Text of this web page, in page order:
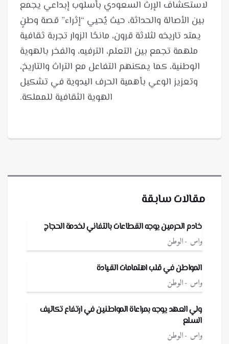
لاستكشاف الإرث السعودي بأسلوب إبداعي يجمع
بين الأصالة والحداثة، حيث يُحيي “إثراء” قصة وطنٍ
يمتد تاريخه لثلاثة قرون، مانحًا الزوار تجربة ثقافية
ملهمة تجمع بين التعلم، الترفيه، والفخر بالهوية
الوطنية، كما يمكنهم التفاعل مع التراث والتاريخ،
وتعزيز الوعي بأهمية الحرف اليدوية في تشكيل
الهوية الثقافية للمملكة.
مقالات سابقة
خادم الحرمين يوجه القطاعات بالتفاني لخدمة الحجاج
واس الوطن
المواطن في قلب اهتمامات القيادة
واس الوطن
ولي العهد يوجه بمراعاة المواطنين في ارتفاع تكاليف
السلع
واس الوطن